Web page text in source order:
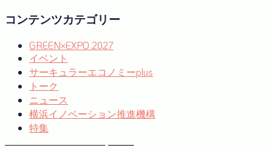
コンテンツカテゴリー
GREEN×EXPO 2027
イベント
サーキュラーエコノミーplus
トーク
ニュース
横浜イノベーション推進機構
特集